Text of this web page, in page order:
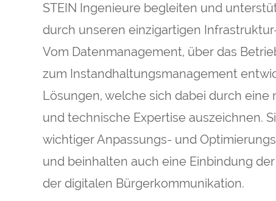
STEIN Ingenieure begleiten und
durch unseren einzigartigen
Vom Datenmanagement, über das
zum Instandhaltungsmanagement
Lösungen, welche sich dabei durch
und technische Expertise auszeichnen.
wichtiger Anpassungs- und
und beinhalten auch eine Einbindung
der digitalen Bürgerkommunikation.